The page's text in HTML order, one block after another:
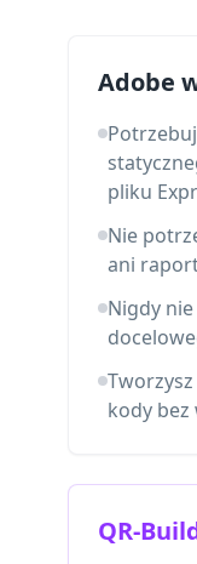
Adobe
pliku
Nie
ani
Nigdy
kody bez
QR-